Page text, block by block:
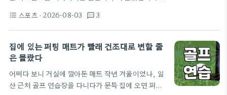
30cm x 30cm 단위로 나오는데, 설치 과정은…
골프와의 차이점입니다. 그라운드골프는 홀컵 대신
매트 위에 세워진 홀 포스트에 공을 넣는 방식인 반면,
파크골프는 실제 골프처럼 잔디 위 홀컵에 공을 넣는
스포츠입니다. 사용하는 장비도 다릅니다. 그라운드
프채는 헤드 체적이 더 크고 묵직하여 공을 띄우거나
멀리 보낼 때 안정감이 있습니다. 처음 시작할 때는 클
format_list_bulleted 스포츠 · 2026-08-03 textsms 3
집에 있는 퍼팅 매트가 빨래 건조대로 변할 줄
은 몰랐다
어쩌다 보니 거실에 깔아둔 매트 작년 겨울이었나, 일
산 근처 골프 연습장을 다니다가 문득 집에 오면 퍼팅